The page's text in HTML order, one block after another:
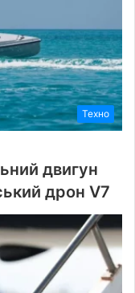
Техно
двигун
дрон V7